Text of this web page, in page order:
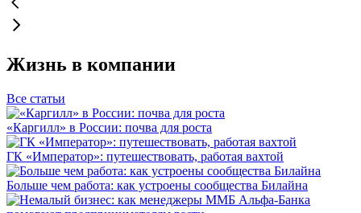
Жизнь в компании
Все статьи
«Каргилл» в России: почва для роста
ГК «Император»: путешествовать, работая вахтой
Больше чем работа: как устроены сообщества Билайна